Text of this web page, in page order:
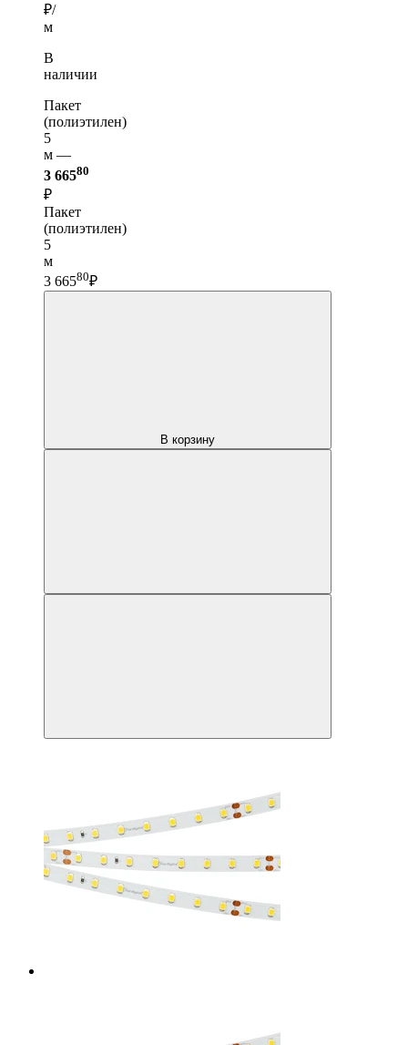
₽/
м
В
наличии
Пакет
(полиэтилен)
5
м —
3 66580
₽
Пакет
(полиэтилен)
5
м
3 66580₽
В корзину